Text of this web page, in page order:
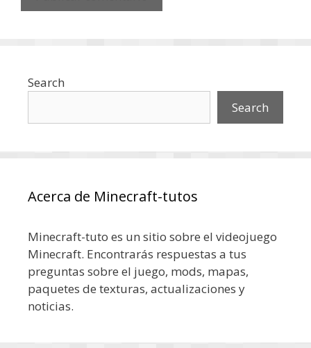
Search
Search
Acerca de Minecraft-tutos
Minecraft-tuto es un sitio sobre el videojuego
Minecraft. Encontrarás respuestas a tus
preguntas sobre el juego, mods, mapas,
paquetes de texturas, actualizaciones y
noticias.